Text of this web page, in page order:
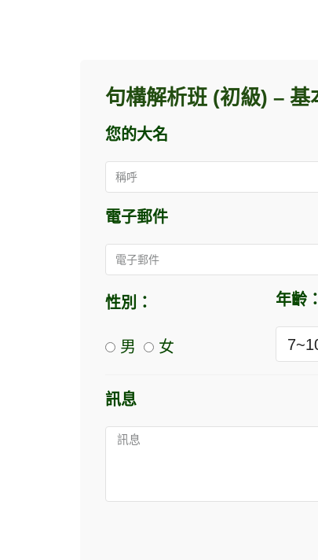
句構解析班 (初級) –
您的大名
電子郵件
性別：
男 女
年齡：
訊息